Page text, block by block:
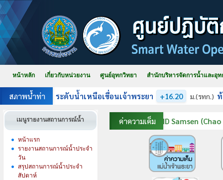
หน้าหลัก เกี่ยวกับหน่วยงาน ศูนย์อุทกวิทยา สำนักบริหารจัดการน้ำและอุ
เมนูรายงานสถานการณ์น้ำ
หน้าแรก
รายงานสถานการณ์น้ำประจำ
วัน
สรุปสถานการณ์น้ำประจำ
สัปดาห์